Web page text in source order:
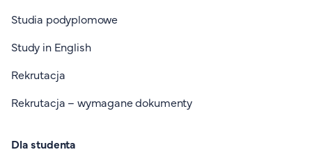
Studia podyplomowe
Study in English
Rekrutacja
Rekrutacja – wymagane dokumenty
Dla studenta